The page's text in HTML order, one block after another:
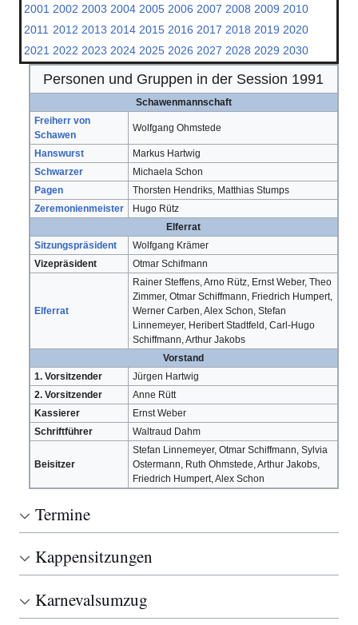
2001 2002 2003 2004 2005 2006 2007 2008 2009 2010
2011 2012 2013 2014 2015 2016 2017 2018 2019 2020
2021 2022 2023 2024 2025 2026 2027 2028 2029 2030
Personen und Gruppen in der Session 1991
Schawenmannschaft
Freiherr von
Schawen
Wolfgang Ohmstede
Hanswurst
Markus Hartwig
Schwarzer
Michaela Schon
Pagen
Thorsten Hendriks, Matthias Stumps
Zeremonienmeister
Hugo Rütz
Elferrat
Sitzungspräsident
Wolfgang Krämer
Vizepräsident
Otmar Schifmann
Elferrat
Rainer Steffens, Arno Rütz, Ernst Weber, Theo
Zimmer, Otmar Schiffmann, Friedrich Humpert,
Werner Carben, Alex Schon, Stefan
Linnemeyer, Heribert Stadtfeld, Carl-Hugo
Schiffmann, Arthur Jakobs
Vorstand
1. Vorsitzender
Jürgen Hartwig
2. Vorsitzender
Anne Rütt
Kassierer
Ernst Weber
Schriftführer
Waltraud Dahm
Beisitzer
Stefan Linnemeyer, Otmar Schiffmann, Sylvia
Ostermann, Ruth Ohmstede, Arthur Jakobs,
Friedrich Humpert, Alex Schon
Termine
Kappensitzungen
Karnevalsumzug